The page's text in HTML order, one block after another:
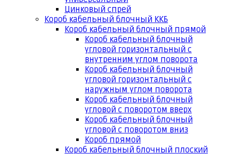
Цинковый спрей
Короб кабельный блочный ККБ
Короб кабельный блочный прямой
Короб кабельный блочный
угловой горизонтальный с
внутренним углом поворота
Короб кабельный блочный
угловой горизонтальный с
наружным углом поворота
Короб кабельный блочный
угловой с поворотом вверх
Короб кабельный блочный
угловой с поворотом вниз
Короб прямой
Короб кабельный блочный плоский